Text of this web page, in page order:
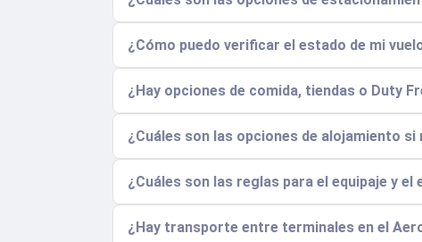
¿Cómo puedo verificar el estado de mi
¿Hay opciones de comida, tiendas o Duty
¿Cuáles son las opciones de alojamiento
¿Cuáles son las reglas para el equipaje y el
¿Hay transporte entre terminales en el